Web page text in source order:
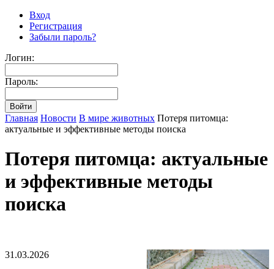
Вход
Регистрация
Забыли пароль?
Логин:
Пароль:
Главная Новости В мире животных Потеря питомца:
актуальные и эффективные методы поиска
Потеря питомца: актуальные
и эффективные методы
поиска
31.03.2026